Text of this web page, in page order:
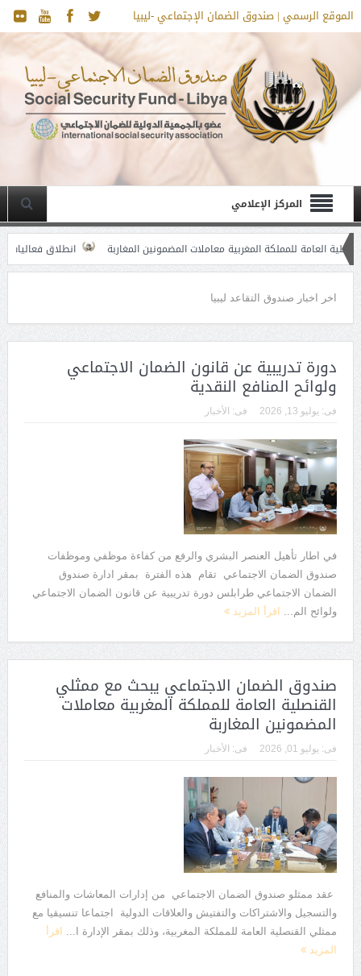
الموقع الرسمي | صندوق الضمان الإجتماعي -ليبيا
المركز الإعلامي
المغربية معاملات المضمونين المغاربة انطلاق فعاليات ورشة عمل
اخر اخبار صندوق التقاعد ليبيا
دورة تدريبية عن قانون الضمان الاجتماعي
ولوائح المنافع النقدية
فى: يوليو 13, 2026 فى: الأخبار
في اطار تأهيل العنصر البشري والرفع من كفاءة موظفي وموظفات
صندوق الضمان الاجتماعي تقام هذه الفترة بمقر ادارة صندوق
الضمان الاجتماعي طرابلس دورة تدريبية عن قانون الضمان الاجتماعي
ولوائح الم... اقرأ المزيد
صندوق الضمان الاجتماعي يبحث مع ممثلي
القنصلية العامة للمملكة المغربية معاملات
المضمونين المغاربة
فى: يوليو 01, 2026 فى: الأخبار
عقد ممثلو صندوق الضمان الاجتماعي من إدارات المعاشات والمنافع
والتسجيل والاشتراكات والتفتيش والعلاقات الدولية اجتماعا تنسيقيا مع
ممثلي القنصلية العامة للمملكة المغربية، وذلك بمقر الإدارة ا...
اقرأ
المزيد